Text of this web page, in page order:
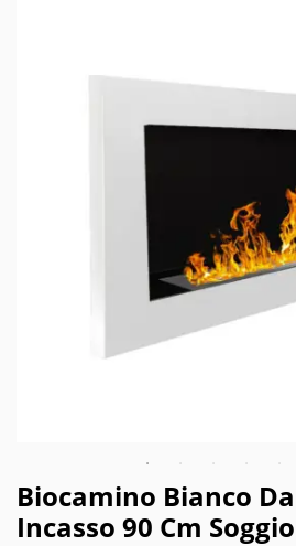
Biocamino Bianco
Incasso 90 Cm